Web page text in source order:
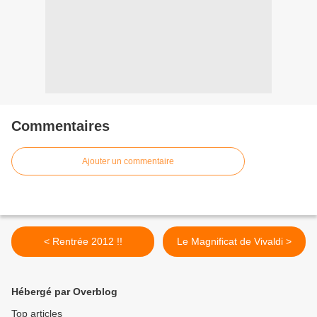
Commentaires
Ajouter un commentaire
< Rentrée 2012 !! Le Magnificat de Vivaldi >
Hébergé par Overblog
Top articles